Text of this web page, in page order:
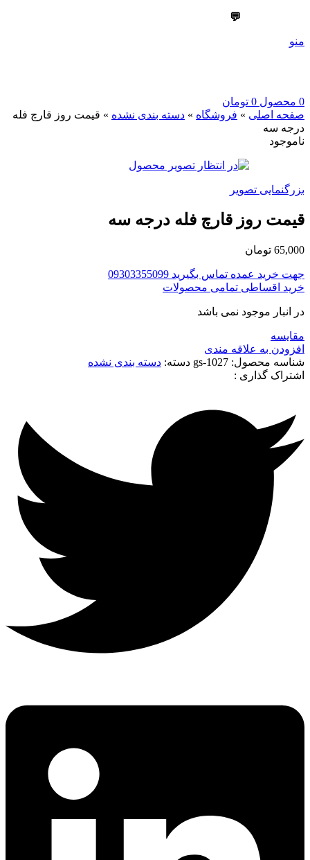
💬
منو
0 محصول 0 تومان
صفحه اصلی » فروشگاه » دسته بندی نشده » قیمت روز قارچ فله
درجه سه
ناموجود
بزرگنمایی تصویر
قیمت روز قارچ فله درجه سه
65,000 تومان
جهت خرید عمده تماس بگیرید 09303355099
خرید اقساطی تمامی محصولات
در انبار موجود نمی باشد
مقایسه
افزودن به علاقه مندی
شناسه محصول: gs-1027 دسته: دسته بندی نشده
اشتراک گذاری :